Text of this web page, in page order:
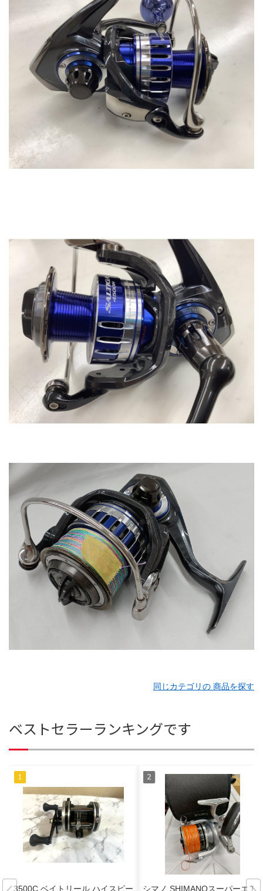
同じカテゴリの 商品を探す
ベストセラーランキングです
3500C ベイトリール ハイスピー シマノ SHIMANOスーパーエア